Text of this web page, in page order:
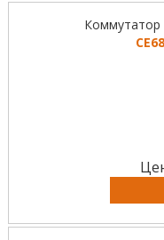
Коммутатор